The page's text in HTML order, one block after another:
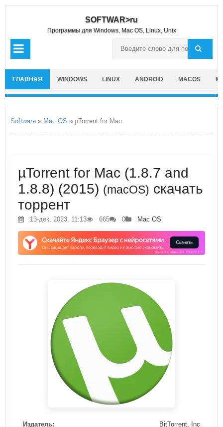
SOFTWAR>ru
Программы для Windows, Mac OS, Linux, Unix
ГЛАВНАЯ WINDOWS LINUX ANDROID MACOS
Software » Mac OS » µTorrent for Mac
µTorrent for Mac (1.8.7 and
1.8.8) (2015) (macOS) скачать
торрент
13-дек, 2023, 11:13 665 0 Mac OS
Издатель: BitTorrent, Inc